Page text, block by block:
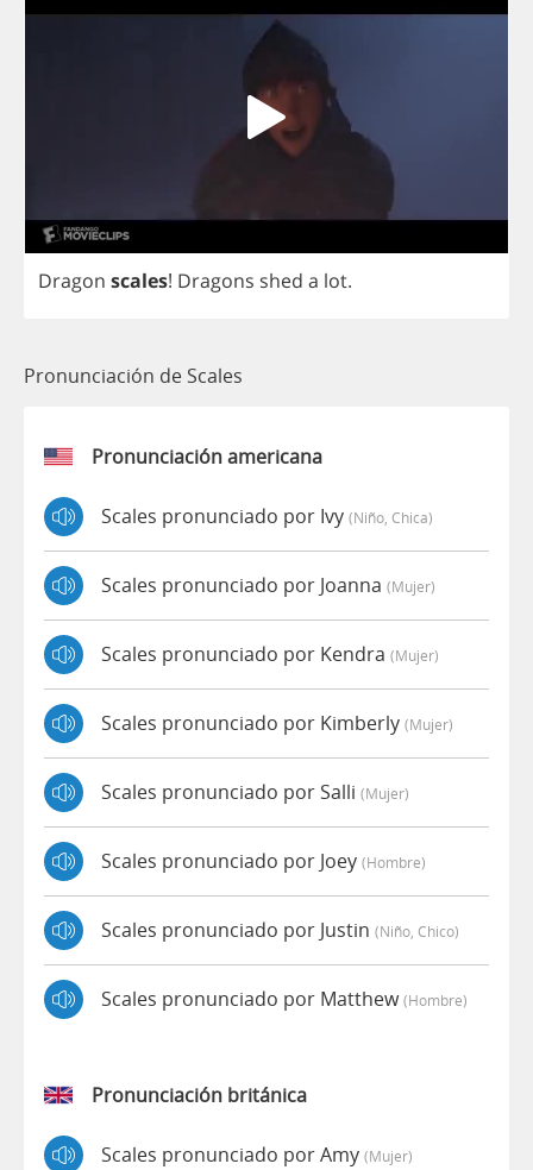
Dragon scales! Dragons shed a lot.
Pronunciación de Scales
Pronunciación americana
Scales pronunciado por Ivy (niño, Chica)
Scales pronunciado por Joanna (mujer)
Scales pronunciado por Kendra (mujer)
Scales pronunciado por Kimberly (mujer)
Scales pronunciado por Salli (mujer)
Scales pronunciado por Joey (hombre)
Scales pronunciado por Justin (niño, Chico)
Scales pronunciado por Matthew(hombre)
Pronunciación británica
Scales pronunciado por Amy (mujer)